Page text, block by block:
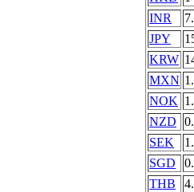
INR
JPY
KRW
MXN
NOK
NZD
SEK
SGD
THB